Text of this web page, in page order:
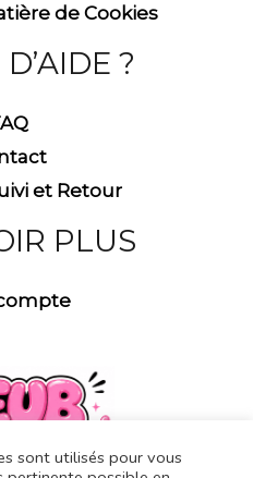
de Cookies
?
et Retour
PLUS
sont utilisés pour vous